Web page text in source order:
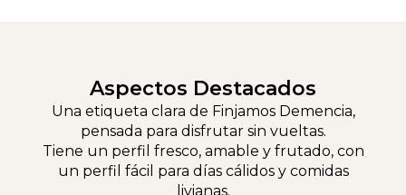
Aspectos Destacados
Una etiqueta clara de Finjamos Demencia,
pensada para disfrutar sin vueltas.
Tiene un perfil fresco, amable y frutado, con
un perfil fácil para días cálidos y comidas
livianas.